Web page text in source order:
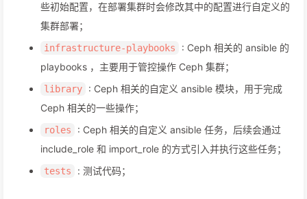
些初始配置，在部署集群时会修改其中的配置进行自定义的
集群部署；
infrastructure-playbooks
: Ceph 相关的 ansible 的
playbooks ，主要用于管控操作 Ceph 集群；
library
: Ceph 相关的自定义 ansible 模块，用于完成
Ceph 相关的一些操作；
roles
: Ceph 相关的自定义 ansible 任务，后续会通过
include_role 和 import_role 的方式引入并执行这些任务；
tests : 测试代码；